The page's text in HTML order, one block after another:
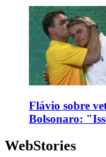
Flávio sobre
Bolsonaro:
WebStories